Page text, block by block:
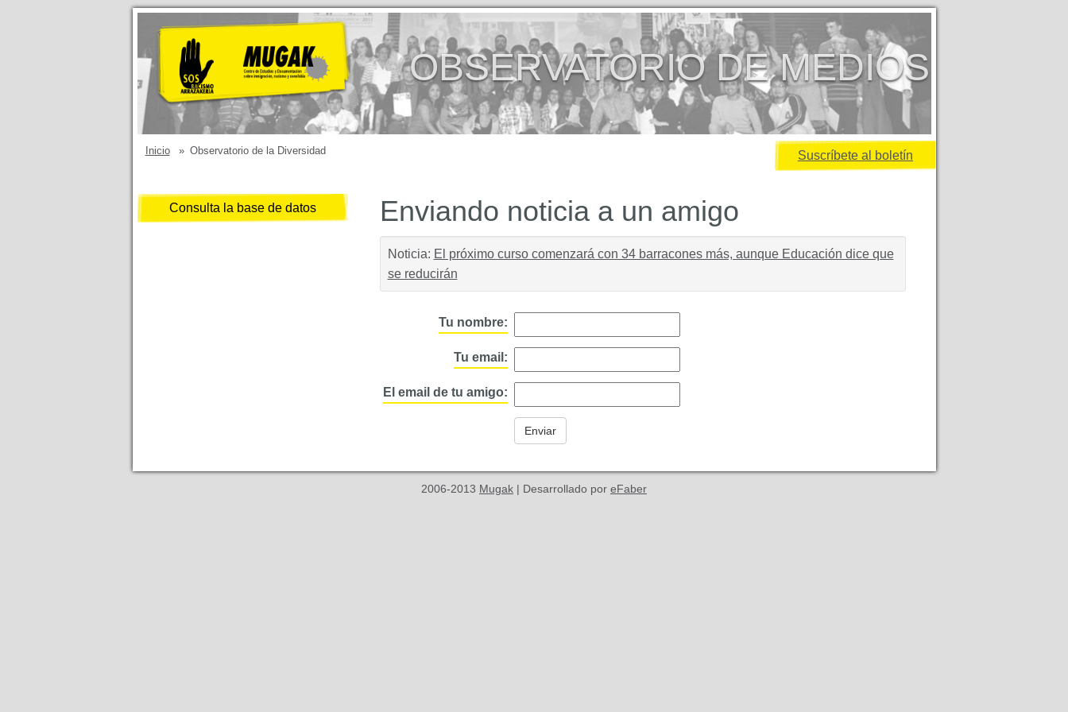
OBSERVATORIO DE MEDIOS
Inicio » Observatorio de la Diversidad Suscríbete al boletín
Consulta la base de datos Enviando noticia a un amigo
Noticia: El próximo curso comenzará con 34 barracones más, aunque Educación dice que
se reducirán
Tu nombre:
Tu email:
El email de tu amigo:
2006-2013 Mugak | Desarrollado por eFaber